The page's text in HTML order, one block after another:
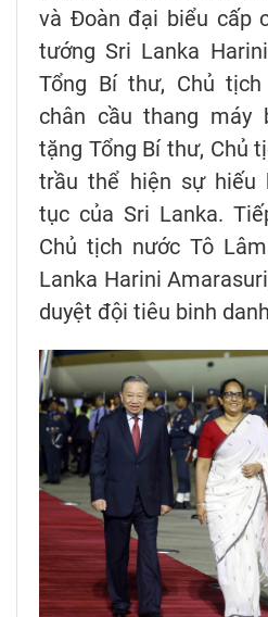
và Đoàn đại biểu cấp
tướng Sri Lanka
Tổng Bí thư, Chủ
chân cầu thang máy
tặng Tổng Bí thư, Chủ
trầu thể hiện sự hiếu
tục của Sri Lanka.
Chủ tịch nước Tô
Lanka Harini
duyệt đội tiêu binh